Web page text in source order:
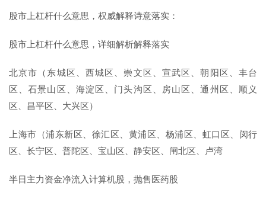
股市上杠杆什么意思，权威解释诗意落实：
股市上杠杆什么意思，详细解析解释落实
北京市（东城区、西城区、崇文区、宣武区、朝阳区、丰台
区、石景山区、海淀区、门头沟区、房山区、通州区、顺义
区、昌平区、大兴区）
上海市（浦东新区、徐汇区、黄浦区、杨浦区、虹口区、闵行
区、长宁区、普陀区、宝山区、静安区、闸北区、卢湾
半日主力资金净流入计算机股，抛售医药股